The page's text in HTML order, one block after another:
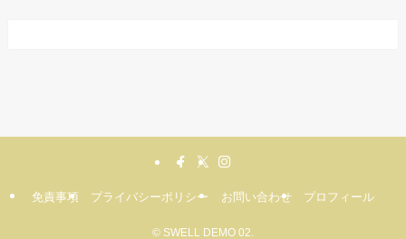
免責事項 プライバシーポリシー お問い合わせ プロフィール
© SWELL DEMO 02.